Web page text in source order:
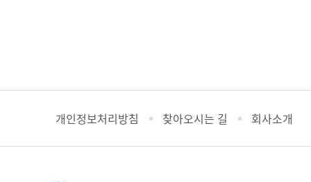
개인정보처리방침 찾아오시는 길 회사소개